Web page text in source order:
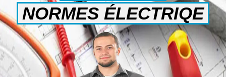
NORMES ÉLECTRIQE